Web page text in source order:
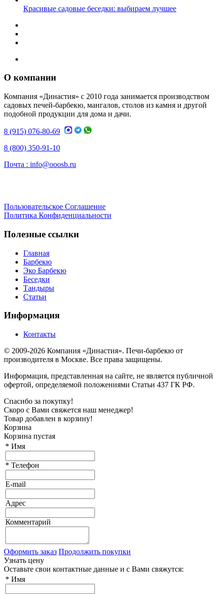
Красивые садовые беседки: выбираем лучшее
О компании
Компания «Династия» с 2010 года занимается производством
садовых печей-барбекю, мангалов, столов из камня и другой
подобной продукции для дома и дачи.
8 (915) 076-80-69
8 (800) 350-91-10
Почта : info@ooosb.ru
Пользовательское Соглашение
Политика Конфиденциальности
Полезные ссылки
Главная
Барбекю
Эко Барбекю
Беседки
Тандыры
Статьи
Информация
Контакты
© 2009-2026 Компания «Династия». Печи-барбекю от
производителя в Москве. Все права защищены.
Информация, представленная на сайте, не является публичной
офертой, определяемой положениями Статьи 437 ГК РФ.
Спасибо за покупку!
Скоро с Вами свяжется наш менеджер!
Товар добавлен в корзину!
Корзина
Корзина пустая
* Имя
* Телефон
E-mail
Адрес
Комментарий
Оформить заказ Продолжить покупки
Узнать цену
Оставьте свои контактные данные и с Вами свяжутся:
* Имя